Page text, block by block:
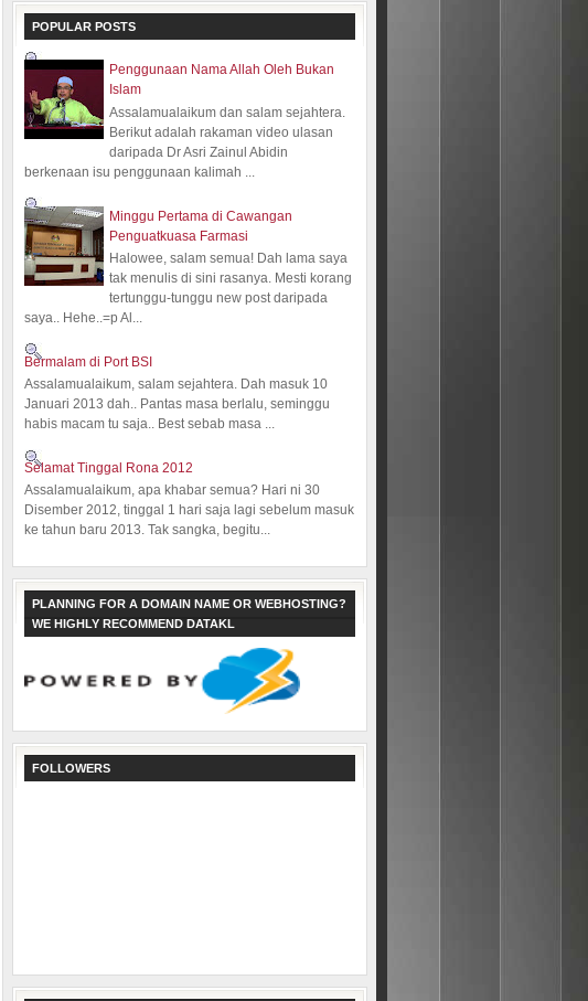
POPULAR POSTS
Penggunaan Nama Allah Oleh Bukan
Islam
Assalamualaikum dan salam sejahtera.
Berikut adalah rakaman video ulasan
daripada Dr Asri Zainul Abidin
berkenaan isu penggunaan kalimah ...
Minggu Pertama di Cawangan
Penguatkuasa Farmasi
Halowee, salam semua! Dah lama saya
tak menulis di sini rasanya. Mesti korang
tertunggu-tunggu new post daripada
saya.. Hehe..=p Al...
Bermalam di Port BSI
Assalamualaikum, salam sejahtera. Dah masuk 10
Januari 2013 dah.. Pantas masa berlalu, seminggu
habis macam tu saja.. Best sebab masa ...
Selamat Tinggal Rona 2012
Assalamualaikum, apa khabar semua? Hari ni 30
Disember 2012, tinggal 1 hari saja lagi sebelum masuk
ke tahun baru 2013. Tak sangka, begitu...
PLANNING FOR A DOMAIN NAME OR WEBHOSTING?
WE HIGHLY RECOMMEND DATAKL
FOLLOWERS